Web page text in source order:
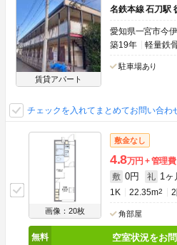
賃貸アパート
名鉄本線 石刀駅
愛知県一宮市今
築19年
軽量鉄
駐車場あり
チェックを入れてまとめてお問い合わ
画像：20枚
敷金なし
4.8万円 管理費
敷 0円 礼 1ヶ
1K 22.35m2
角部屋
空室状況をお